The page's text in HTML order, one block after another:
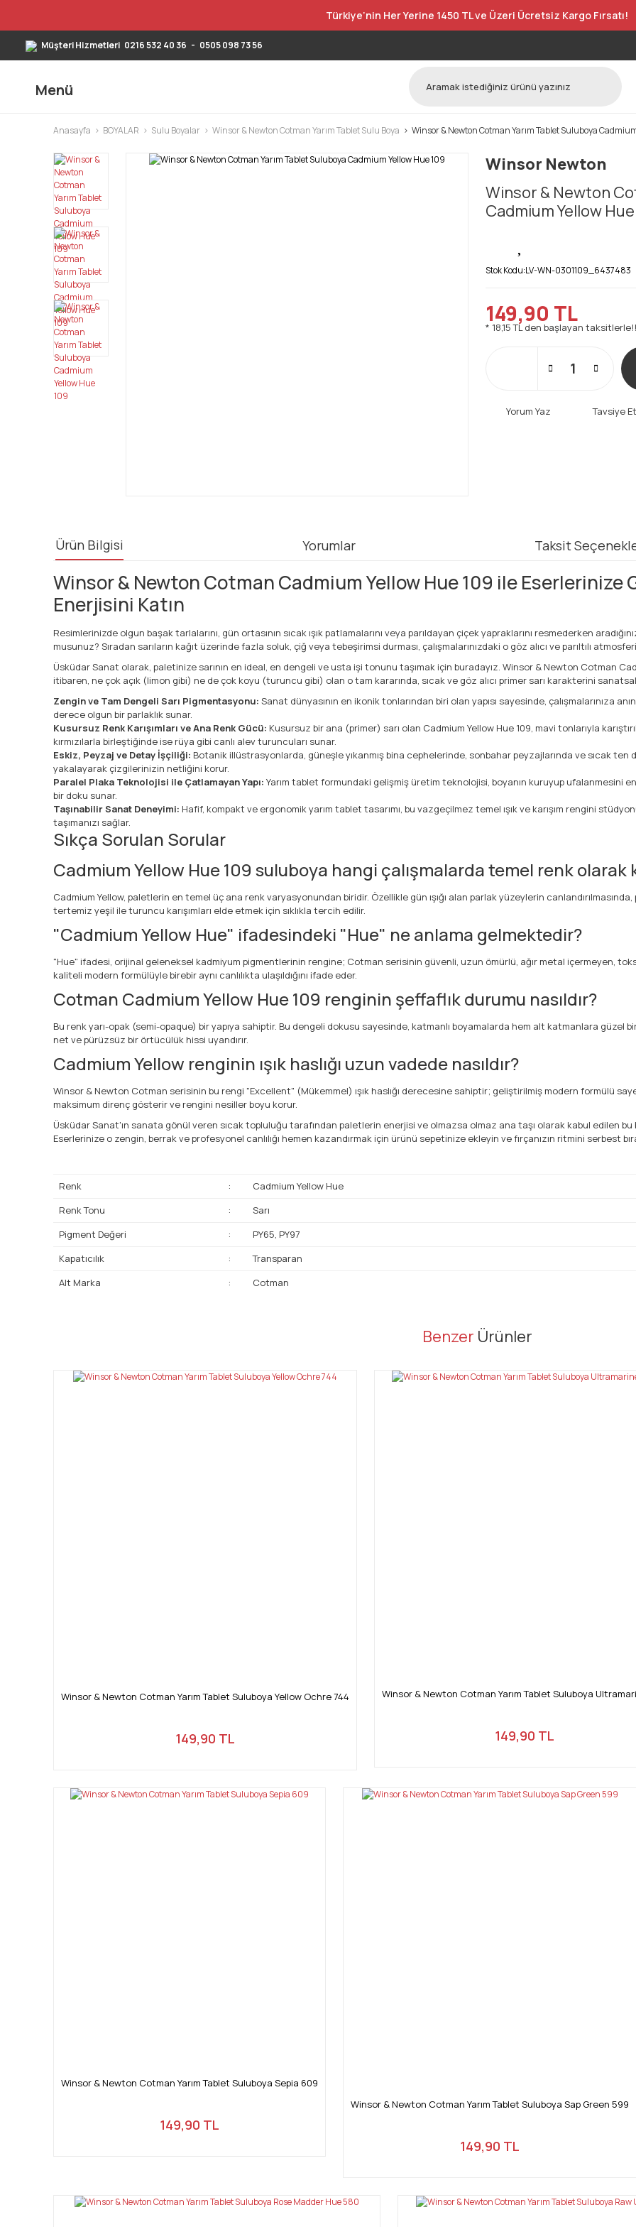
Türkiye’nin Her Yerine 1450 TL ve Üzeri Ücretsiz Kargo Fırsatı!
Müşteri Hizmetleri 0216 532 40 36 - 0505 098 73 56
Menü
Anasayfa BOYALAR Sulu Boyalar Winsor & Newton Cotman Yarım Tablet Sulu Boya Winsor & Newton Cotman Yarım Tablet Suluboya
Winsor Newton
Winsor & Newton
Cadmium Yellow
Stok Kodu:LV-WN-0301109_6437483
149,90 TL
* 18,15 TL den başlayan taksitlerle!!
Yorum Yaz Tavsiye Et
Ürün Bilgisi Yorumlar Taksit
Winsor & Newton Cotman Cadmium Yellow Hue 109 ile Eserlerinize
Enerjisini Katın
Resimlerinizde olgun başak tarlalarını, gün ortasının sıcak ışık patlamalarını veya parıldayan çiçek yapraklarını resmederken
musunuz? Sıradan sarıların kağıt üzerinde fazla soluk, çiğ veya tebeşirimsi durması, çalışmalarınızdaki o göz alıcı ve parıltılı
Üsküdar Sanat olarak, paletinize sarının en ideal, en dengeli ve usta işi tonunu taşımak için buradayız. Winsor & Newton Cotman
itibaren, ne çok açık (limon gibi) ne de çok koyu (turuncu gibi) olan o tam kararında, sıcak ve göz alıcı primer sarı karakterini sanatsal
Zengin ve Tam Dengeli Sarı Pigmentasyonu: Sanat dünyasının en ikonik tonlarından biri olan yapısı sayesinde, çalışmalarınıza
derece olgun bir parlaklık sunar.
Kusursuz Renk Karışımları ve Ana Renk Gücü: Kusursuz bir ana (primer) sarı olan Cadmium Yellow Hue 109, mavi tonlarıyla
kırmızılarla birleştiğinde ise rüya gibi canlı alev turuncuları sunar.
Eskiz, Peyzaj ve Detay İşçiliği: Botanik illüstrasyonlarda, güneşle yıkanmış bina cephelerinde, sonbahar peyzajlarında ve sıcak ten
yakalayarak çizgilerinizin netliğini korur.
Paralel Plaka Teknolojisi ile Çatlamayan Yapı: Yarım tablet formundaki gelişmiş üretim teknolojisi, boyanın kuruyup ufalanmesini
bir doku sunar.
Taşınabilir Sanat Deneyimi: Hafif, kompakt ve ergonomik yarım tablet tasarımı, bu vazgeçilmez temel ışık ve karışım rengini
taşımanızı sağlar.
Sıkça Sorulan Sorular
Cadmium Yellow Hue 109 suluboya hangi çalışmalarda temel renk olarak
Cadmium Yellow, paletlerin en temel üç ana renk varyasyonundan biridir. Özellikle gün ışığı alan parlak yüzeylerin
tertemiz yeşil ile turuncu karışımları elde etmek için sıklıkla tercih edilir.
"Cadmium Yellow Hue" ifadesindeki "Hue" ne anlama gelmektedir?
"Hue" ifadesi, orijinal geleneksel kadmiyum pigmentlerinin rengine; Cotman serisinin güvenli, uzun ömürlü, ağır metal içermeyen,
kaliteli modern formülüyle birebir aynı canlılıkta ulaşıldığını ifade eder.
Cotman Cadmium Yellow Hue 109 renginin şeffaflık durumu nasıldır?
Bu renk yarı-opak (semi-opaque) bir yapıya sahiptir. Bu dengeli dokusu sayesinde, katmanlı boyamalarda hem alt katmanlara güzel
net ve pürüzsüz bir örtücülük hissi uyandırır.
Cadmium Yellow renginin ışık haslığı uzun vadede nasıldır?
Winsor & Newton Cotman serisinin bu rengi "Excellent" (Mükemmel) ışık haslığı derecesine sahiptir; geliştirilmiş modern formülü
maksimum direnç gösterir ve rengini nesiller boyu korur.
Üsküdar Sanat'ın sanata gönül veren sıcak topluluğu tarafından paletlerin enerjisi ve olmazsa olmaz ana taşı olarak kabul edilen bu
Eserlerinize o zengin, berrak ve profesyonel canlılığı hemen kazandırmak için ürünü sepetinize ekleyin ve fırçanızın ritmini serbest
Renk :
Cadmium Yellow Hue
Renk Tonu
:
Sarı
Pigment Değeri
:
PY65, PY97
Kapatıcılık
:
Transparan
Alt Marka
: Cotman
Bu ürünün fiyat bilgisi, resim, ürün açıklamalarında ve diğer konularda yetersiz gördüğünüz noktaları öneri formunu kullanarak
Ürün resmi kalitesiz, bozuk veya görüntülenemiyor.
Benzer Ürünler
Winsor & Newton Cotman Yarım Tablet Suluboya Yellow Ochre 744
149,90 TL
Winsor & Newton Cotman Yarım Tablet Suluboya
149,90 TL
Winsor & Newton Cotman Yarım Tablet Suluboya Sepia 609
149,90 TL
Winsor & Newton Cotman Yarım Tablet Suluboya Sap Green 599
149,90 TL